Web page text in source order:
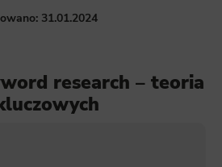
31.01.2024
research – teoria